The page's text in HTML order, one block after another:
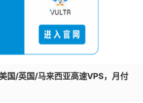
国/英国/马来西亚高速VPS，月付